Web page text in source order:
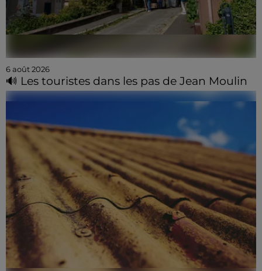
6 août 2026
🔊 Les touristes dans les pas de Jean Moulin